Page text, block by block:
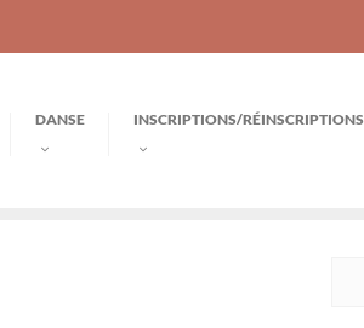
DANSE INSCRIPTIONS/RÉINSCRIPTIONS